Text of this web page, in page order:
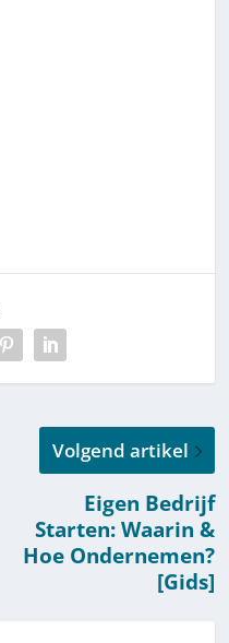
Volgend artikel
Eigen Bedrijf
Starten: Waarin &
Hoe Ondernemen?
[Gids]